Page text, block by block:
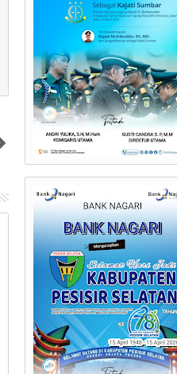
05
Wawako Padang Dampingi
Sestama BNPB Tinjau Lokasi